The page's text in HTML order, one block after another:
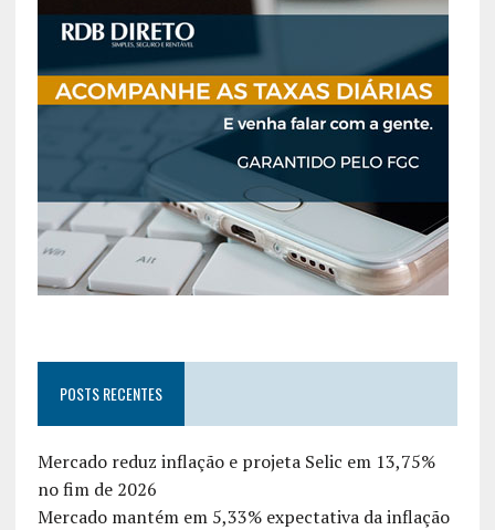
POSTS RECENTES
Mercado reduz inflação e projeta Selic em 13,75%
no fim de 2026
Mercado mantém em 5,33% expectativa da inflação